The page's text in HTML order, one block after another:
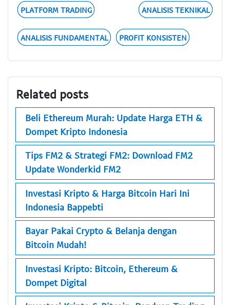
PLATFORM TRADING ANALISIS TEKNIKAL
ANALISIS FUNDAMENTAL PROFIT KONSISTEN
Related posts
Beli Ethereum Murah: Update Harga ETH &
Dompet Kripto Indonesia
Tips FM2 & Strategi FM2: Download FM2
Update Wonderkid FM2
Investasi Kripto & Harga Bitcoin Hari Ini
Indonesia Bappebti
Bayar Pakai Crypto & Belanja dengan
Bitcoin Mudah!
Investasi Kripto: Bitcoin, Ethereum &
Dompet Digital